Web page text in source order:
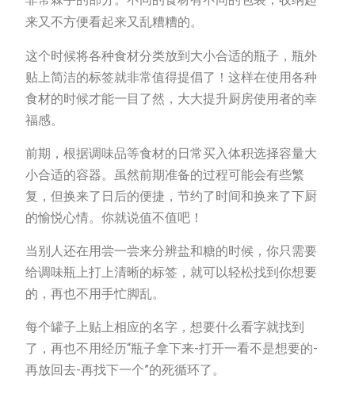
来又不方便看起来又乱糟糟的。
这个时候将各种食材分类放到大小合适的瓶子，瓶外
贴上简洁的标签就非常值得提倡了！这样在使用各种
食材的时候才能一目了然，大大提升厨房使用者的幸
福感。
前期，根据调味品等食材的日常买入体积选择容量大
小合适的容器。虽然前期准备的过程可能会有些繁
复，但换来了日后的便捷，节约了时间和换来了下厨
的愉悦心情。你就说值不值吧！
当别人还在用尝一尝来分辨盐和糖的时候，你只需要
给调味瓶上打上清晰的标签，就可以轻松找到你想要
的，再也不用手忙脚乱。
每个罐子上贴上相应的名字，想要什么看字就找到
了，再也不用经历“瓶子拿下来-打开一看不是想要的-
再放回去-再找下一个”的死循环了。